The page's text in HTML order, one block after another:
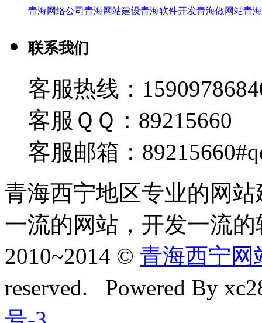
青海网络公司 青海网站建设青海软件开发青海做网站青
联系我们
客服热线：
客服ＱＱ：89215660
客服邮箱：
青海西宁地区专业的网
一流的网站，开发一流的
2010~2014 © 青海西宁网
reserved. Powered By